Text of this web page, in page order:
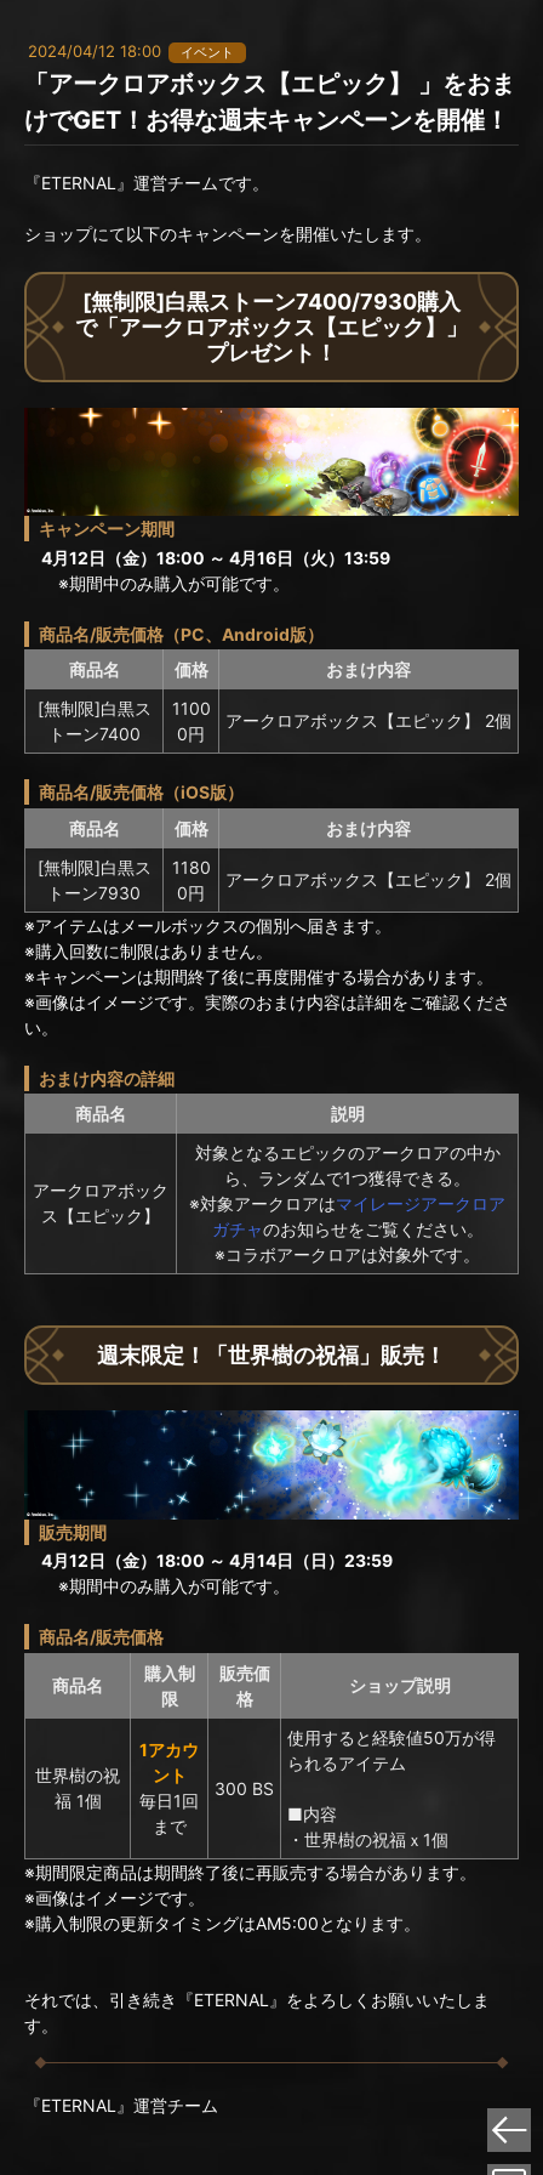
2024/04/12 18:00 イベント
「アークロアボックス【エピック】 」をおま
けでGET！お得な週末キャンペーンを開催！
『ETERNAL』運営チームです。
ショップにて以下のキャンペーンを開催いたします。
[無制限]白黒ストーン7400/7930購入
で「アークロアボックス【エピック】」
プレゼント！
キャンペーン期間
4月12日（金）18:00 ～ 4月16日（火）13:59
※期間中のみ購入が可能です。
商品名/販売価格（PC、Android版）
商品名
価格
おまけ内容
[無制限]白黒ス
トーン7400
1100
0円
アークロアボックス【エピック】 2個
商品名/販売価格（iOS版）
商品名
価格
おまけ内容
[無制限]白黒ス
トーン7930
1180
0円
アークロアボックス【エピック】 2個
※アイテムはメールボックスの個別へ届きます。
※購入回数に制限はありません。
※キャンペーンは期間終了後に再度開催する場合があります。
※画像はイメージです。実際のおまけ内容は詳細をご確認くださ
い。
おまけ内容の詳細
商品名
説明
アークロアボック
ス【エピック】
対象となるエピックのアークロアの中か
ら、ランダムで1つ獲得できる。
※対象アークロアはマイレージアークロア
ガチャのお知らせをご覧ください。
※コラボアークロアは対象外です。
週末限定！「世界樹の祝福」販売！
販売期間
4月12日（金）18:00 ～ 4月14日（日）23:59
※期間中のみ購入が可能です。
商品名/販売価格
商品名
購入制
限
販売価
格
ショップ説明
世界樹の祝
福 1個
1アカウ
ント
毎日1回
まで
300 BS
使用すると経験値50万が得
られるアイテム
■内容
・世界樹の祝福ｘ1個
※期間限定商品は期間終了後に再販売する場合があります。
※画像はイメージです。
※購入制限の更新タイミングはAM5:00となります。
それでは、引き続き『ETERNAL』をよろしくお願いいたしま
す。
『ETERNAL』運営チーム